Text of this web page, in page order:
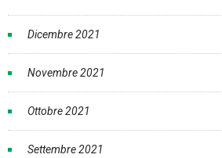
Dicembre 2021
Novembre 2021
Ottobre 2021
Settembre 2021